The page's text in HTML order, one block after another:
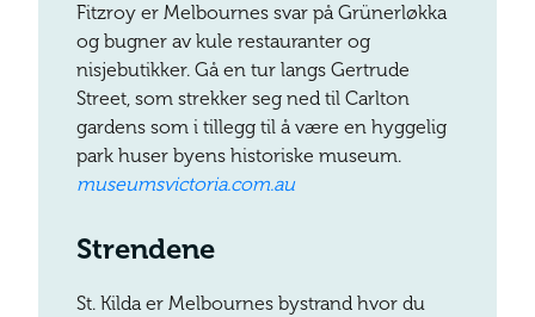
Fitzroy er Melbournes svar på Grünerløkka
og bugner av kule restauranter og
nisjebutikker. Gå en tur langs Gertrude
Street, som strekker seg ned til Carlton
gardens som i tillegg til å være en hyggelig
park huser byens historiske museum.
museumsvictoria.com.au
Strendene
St. Kilda er Melbournes bystrand hvor du